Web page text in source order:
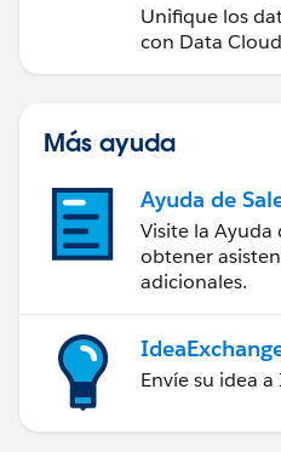
Unifique los
con Data
Más ayuda
Ayuda de
Visite la Ayuda
obtener
adicionales.
Envíe su idea